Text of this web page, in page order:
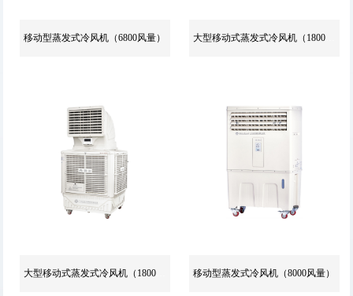
移动型蒸发式冷风机（6800风量）
大型移动式蒸发式冷风机（18000风量） 移动型蒸发式冷风机（8000风量）